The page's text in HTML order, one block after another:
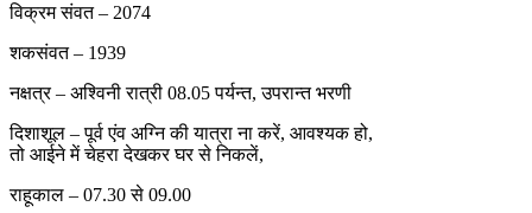
विक्रम संवत – 2074
शकसंवत – 1939
नक्षत्र – अश्विनी रात्री 08.05 पर्यन्त, उपरान्त भरणी
दिशाशूल – पूर्व एंव अग्नि की यात्रा ना करें, आवश्यक हो,
तो आईने में चेहरा देखकर घर से निकलें,
राहूकाल – 07.30 से 09.00